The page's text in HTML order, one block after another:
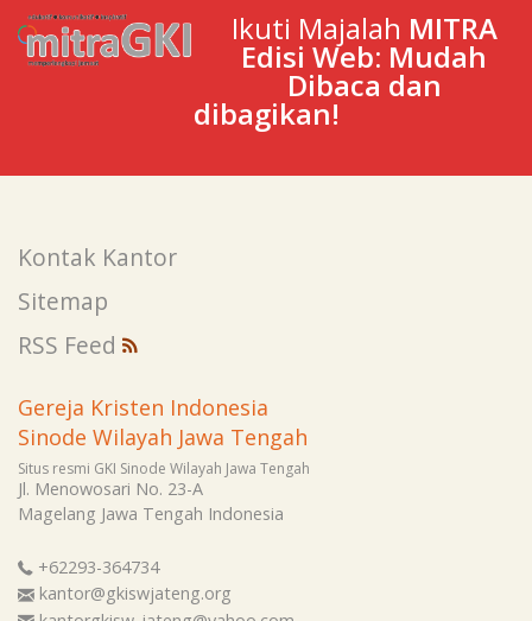
Ikuti Majalah MITRA
Edisi Web: Mudah
Dibaca dan
dibagikan!
Kontak Kantor
Sitemap
RSS Feed
Gereja Kristen Indonesia
Sinode Wilayah Jawa Tengah
Situs resmi GKI Sinode Wilayah Jawa Tengah
Jl. Menowosari No. 23-A
Magelang Jawa Tengah Indonesia
+62293-364734
kantor@gkiswjateng.org